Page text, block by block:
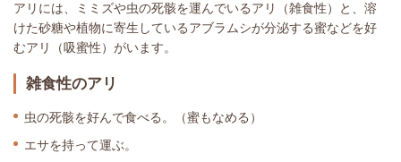
アリには、ミミズや虫の死骸を運んでいるアリ（雑食性）と、溶
けた砂糖や植物に寄生しているアブラムシが分泌する蜜などを好
むアリ（吸蜜性）がいます。
雑食性のアリ
虫の死骸を好んで食べる。（蜜もなめる）
エサを持って運ぶ。